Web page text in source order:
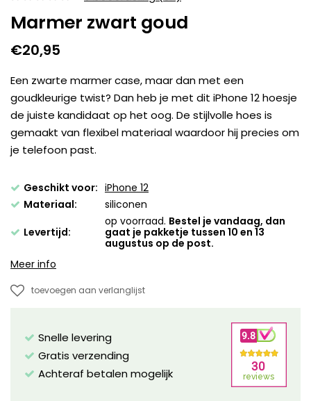
Marmer zwart goud
€20,95
Een zwarte marmer case, maar dan met een
goudkleurige twist? Dan heb je met dit iPhone 12 hoesje
de juiste kandidaat op het oog. De stijlvolle hoes is
gemaakt van flexibel materiaal waardoor hij precies om
je telefoon past.
Geschikt voor: iPhone 12
Materiaal:
siliconen
Levertijd:
op voorraad. Bestel je vandaag, dan
gaat je pakketje tussen 10 en 13
augustus op de post.
Meer info
toevoegen aan verlanglijst
Snelle levering
Gratis verzending
Achteraf betalen mogelijk